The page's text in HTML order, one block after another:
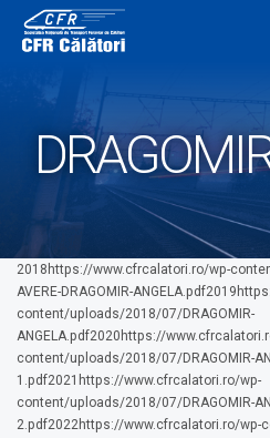
content
2018https://www.cfrcalatori.ro/wp-
AVERE-DRAGOMIR-
content/uploads/2018/07/DRAGOMIR-
ANGELA.pdf2020https://
content/uploads/2018/07/DRAGOMIR-
1.pdf2021https://www.cfrcalatori.ro/wp-
content/uploads/2018/07/DRAGOMIR-
2.pdf2022https://www.cfrcalatori.ro/